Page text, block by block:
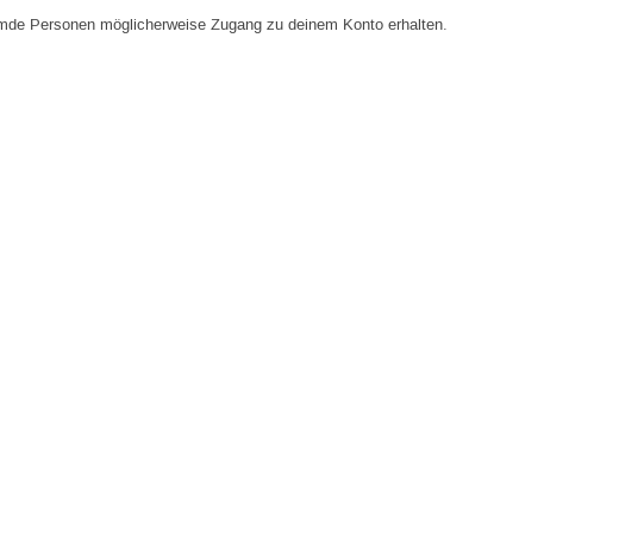
Personen möglicherweise Zugang zu deinem Konto erhalten.